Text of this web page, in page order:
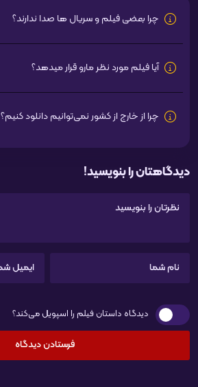
چرا بعضی فیلم و سریال ها صدا ندارند؟
آیا فیلم مورد نظر مارو قرار میدهد؟
چرا از خارج از کشور نمی‌توانیم دانلود کنیم؟
دیدگاهتان را بنویسید!
دیدگاه داستان فیلم را اسپویل می‌کند؟